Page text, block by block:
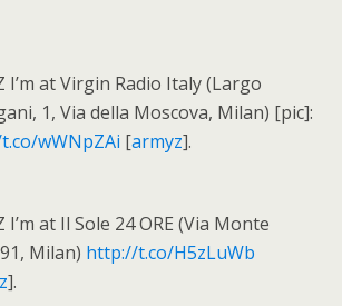
I’m at Virgin Radio Italy (Largo
1, Via della Moscova, Milan) [pic]:
wWNpZAi [armyz].
I’m at Il Sole 24 ORE (Via Monte
Milan) http://t.co/H5zLuWb
].